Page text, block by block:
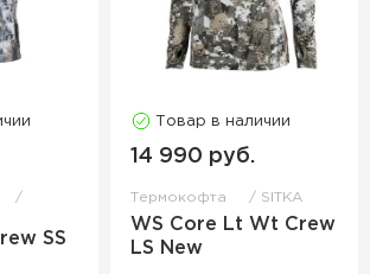
SS
Товар в наличии
14 990 руб.
Термокофта SITKA
WS Core Lt Wt Crew
LS New